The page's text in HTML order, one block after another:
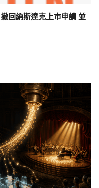
回納斯達克上市申請 並